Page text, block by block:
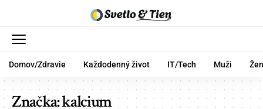
Domov/Zdravie Každodenný život IT/Tech Muži
Značka:kalcium